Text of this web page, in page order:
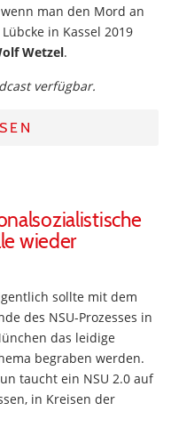
man den Mord an
in Kassel 2019
Wetzel.
verfügbar.
wieder
sollte mit dem
des NSU-Prozesses in
das leidige
begraben werden.
taucht ein NSU 2.0 auf
in Kreisen der